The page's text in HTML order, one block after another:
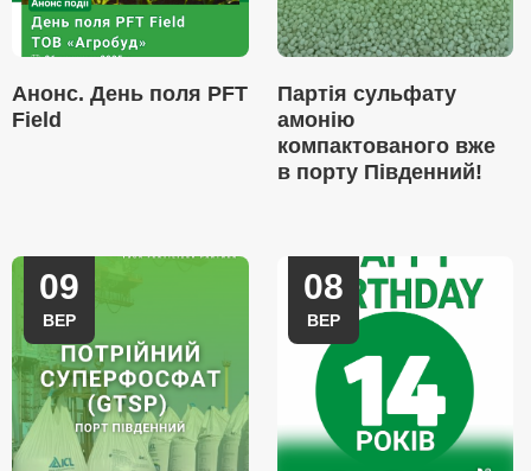
Анонс. День поля PFT
Field
Партія сульфату
амонію
компактованого вже
в порту Південний!
09
ВЕР
08
ВЕР